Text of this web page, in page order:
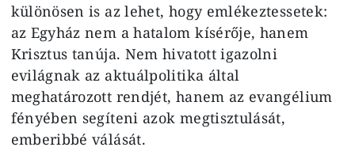
különösen is az lehet, hogy emlékeztessetek:
az Egyház nem a hatalom kísérője, hanem
Krisztus tanúja. Nem hivatott igazolni
evilágnak az aktuálpolitika által
meghatározott rendjét, hanem az evangélium
fényében segíteni azok megtisztulását,
emberibbé válását.